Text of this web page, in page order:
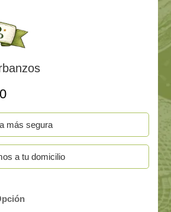
Rango
precios:
desde
$990
hasta
$1.890
más segura
a tu domicilio